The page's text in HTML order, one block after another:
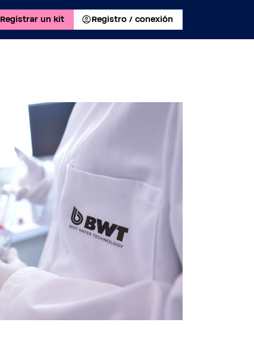
Registrar un kit Registro / conexión